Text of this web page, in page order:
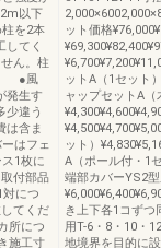
以下
を2本
てく
ん。柱
。 ●風
発生す
少違う
は含ま
はフェ
1枚に
付部品
につ
てくだ
所につ
施工寸
ット価格
ットA（1セット
ャップセットA
ット）
A（ポール付・1
端部カバーYS2
き上下各1コず
用T-6・8・10・
地境界を目的に